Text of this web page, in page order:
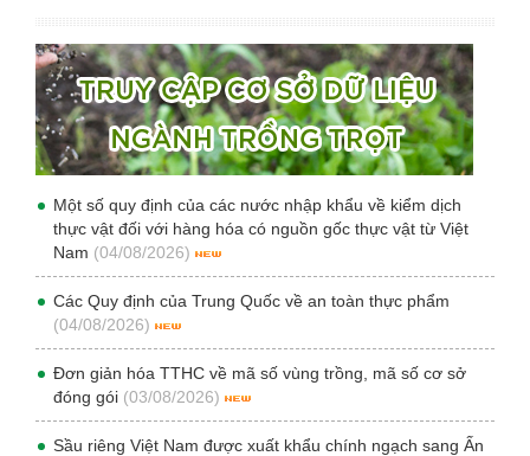
Một số quy định của các nước nhập khẩu về kiểm dịch
thực vật đối với hàng hóa có nguồn gốc thực vật từ Việt
Nam (04/08/2026)
Các Quy định của Trung Quốc về an toàn thực phẩm
(04/08/2026)
Đơn giản hóa TTHC về mã số vùng trồng, mã số cơ sở
đóng gói (03/08/2026)
Sầu riêng Việt Nam được xuất khẩu chính ngạch sang Ấn